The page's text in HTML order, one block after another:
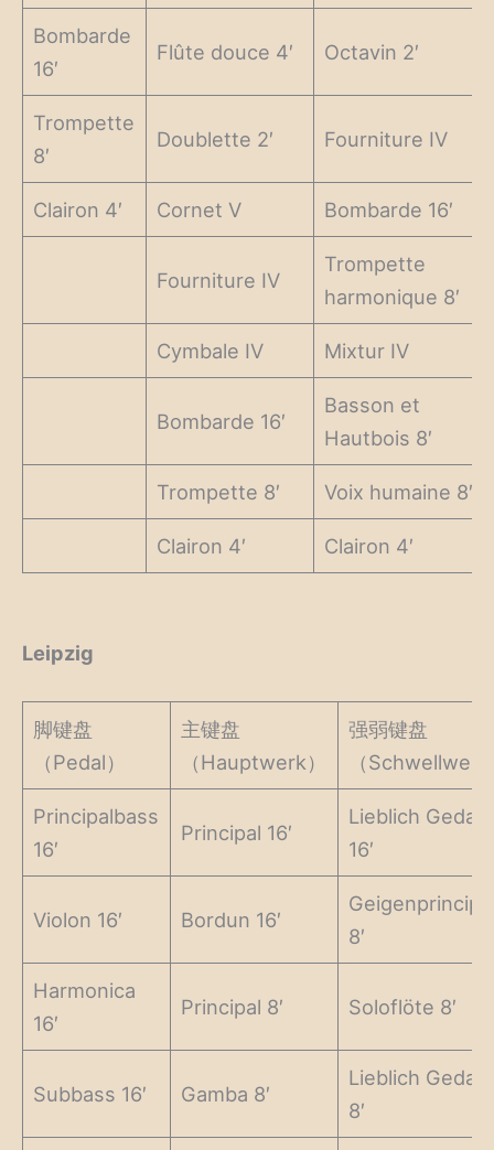
Bombarde
16′
Flûte douce 4′ Octavin 2′
Trompette
8′
Doublette 2′ Fourniture IV
Clairon 4′ Cornet V Bombarde 16′
Fourniture IV
Trompette
harmonique 8′
Cymbale IV Mixtur IV
Bombarde 16′
Basson et
Hautbois 8′
Trompette 8′ Voix humaine 8′
Clairon 4′ Clairon 4′
Leipzig
脚键盘
（Pedal）
主键盘
（Hauptwerk）
强弱键盘
（
Principalbass
16′
Principal 16′
Lieblich
16′
Violon 16′ Bordun 16′
8′
Harmonica
16′
Principal 8′ Soloflöte 8′
Subbass 16′ Gamba 8′
Lieblich
8′